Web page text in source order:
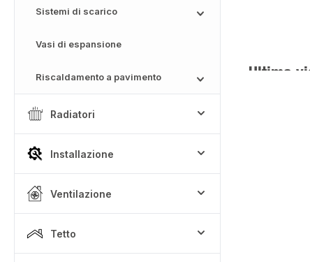
Sistemi di scarico
Vasi di espansione
Riscaldamento a pavimento
Radiatori
Installazione
Ventilazione
Tetto
Ultima